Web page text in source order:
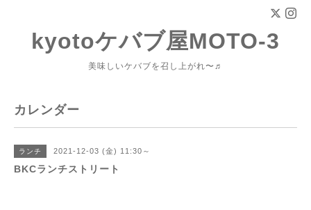
kyotoケバブ屋MOTO-3
美味しいケバブを召し上がれ〜♬
カレンダー
ランチ 2021-12-03 (金) 11:30～
BKCランチストリート